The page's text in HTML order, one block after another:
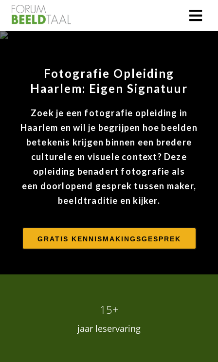
Fotografie Opleiding
Haarlem: Eigen Signatuur
Zoek je een fotografie opleiding in
Haarlem en wil je begrijpen hoe beelden
betekenis krijgen binnen een bredere
culturele en visuele context? Deze
opleiding benadert fotografie als
een doorlopend gesprek tussen maker,
beeldtraditie en kijker.
GRATIS KENNISMAKINGSGESPREK
15+
jaar leservaring